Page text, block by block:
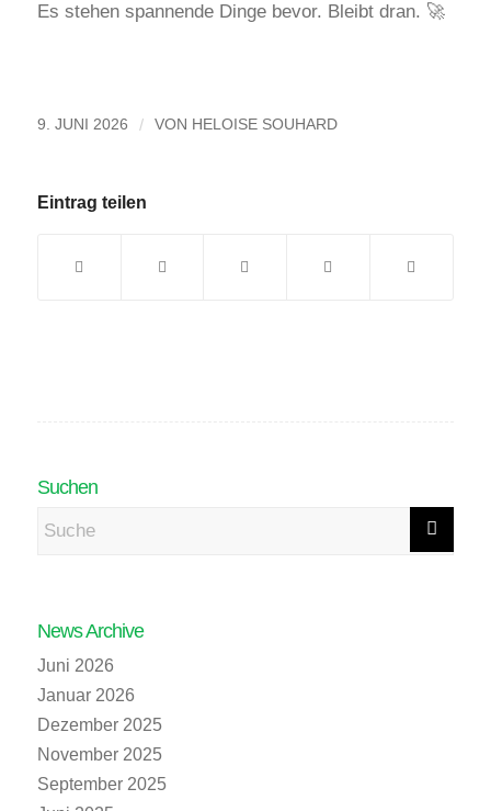
Es stehen spannende Dinge bevor. Bleibt dran. 🚀
9. JUNI 2026 / VON HELOISE SOUHARD
Eintrag teilen
Suchen
News Archive
Juni 2026
Januar 2026
Dezember 2025
November 2025
September 2025